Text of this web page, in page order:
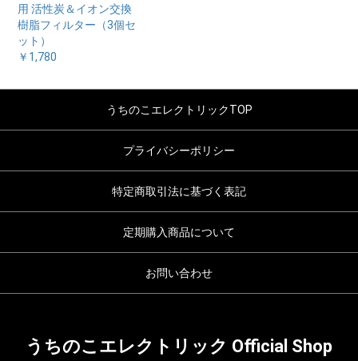
用 活性炭＆イオン交換
樹脂フィルター（3個セ
ット）
￥1,780
うちのこエレクトリックTOP
プライバシーポリシー
特定商取引法に基づく表記
定期購入商品について
お問い合わせ
うちのこエレクトリック Official Shop